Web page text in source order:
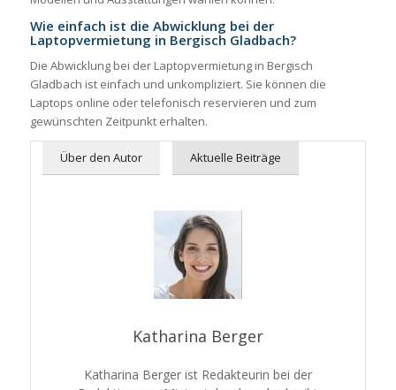
Wie einfach ist die Abwicklung bei der
Laptopvermietung in Bergisch Gladbach?
Die Abwicklung bei der Laptopvermietung in Bergisch
Gladbach ist einfach und unkompliziert. Sie können die
Laptops online oder telefonisch reservieren und zum
gewünschten Zeitpunkt erhalten.
Über den Autor Aktuelle Beiträge
Katharina Berger
Katharina Berger ist Redakteurin bei der